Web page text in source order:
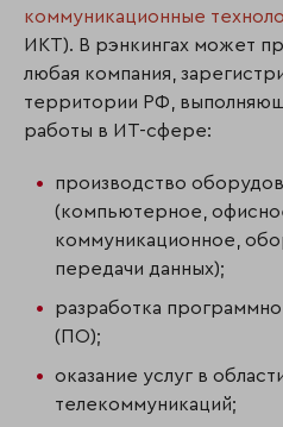
коммуникационные
ИКТ). В рэнкингах может
любая компания,
территории РФ,
работы в ИТ-сфере:
производство
(компьютерное,
коммуникационное,
передачи данных);
разработка
(ПО);
оказание услуг в
телекоммуникаций;